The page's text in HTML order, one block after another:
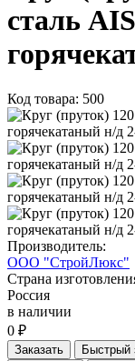
сталь
Код товара: 500
Производитель:
ООО "СтройЛюкс"
Страна
Россия
в наличии
0 ₽
Заказать
Быстрый